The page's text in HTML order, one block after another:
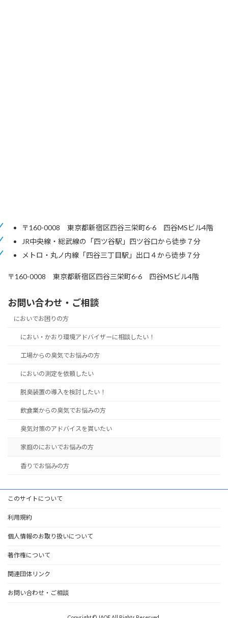
〒160-0008 東京都新宿区四谷三栄町6-6 四谷MSビル4階
JR中央線・総武線の「四ツ谷駅」四ツ谷口から徒歩７分
メトロ・丸ノ内線「四谷三丁目駅」出口４から徒歩７分
〒160-0008 東京都新宿区四谷三栄町6-6 四谷MSビル4階
お問い合わせ・ご相談
においでお困りの方
におい・かおり環境アドバイザーに相談したい！
工場からの臭気でお悩みの方
においの測定を依頼したい
脱臭装置の導入を検討したい！
飲食業からの臭気でお悩みの方
臭気対策のアドバイスを貰いたい
家庭のにおいでお悩みの方
香りでお悩みの方
このサイトについて
利用規約
個人情報のお取り扱いについて
著作権について
関連団体リンク
お問い合わせ・ご相談